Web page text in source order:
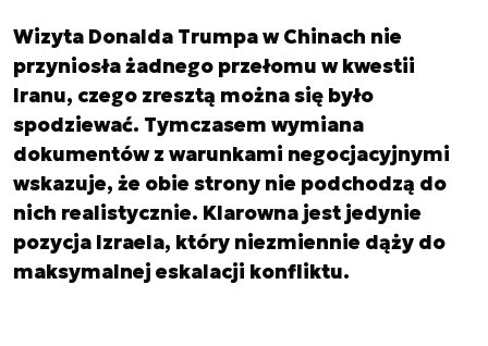
Wizyta Donalda Trumpa w Chinach nie
przyniosła żadnego przełomu w kwestii
Iranu, czego zresztą można się było
spodziewać. Tymczasem wymiana
dokumentów z warunkami negocjacyjnymi
wskazuje, że obie strony nie podchodzą do
nich realistycznie. Klarowna jest jedynie
pozycja Izraela, który niezmiennie dąży do
maksymalnej eskalacji konfliktu.